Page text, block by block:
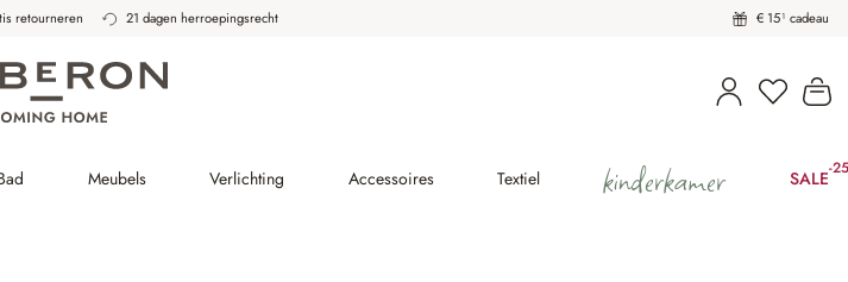
retourneren 21 dagen herroepingsrecht € 15¹ cadeau
U heeft
Meubels Verlichting Accessoires Textiel kinderkamer SALE-